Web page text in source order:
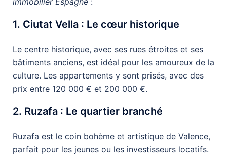
1. Ciutat Vella : Le cœur historique
Le centre historique, avec ses rues étroites et ses
bâtiments anciens, est idéal pour les amoureux de la
culture. Les appartements y sont prisés, avec des
prix entre 120 000 € et 200 000 €.
2. Ruzafa : Le quartier branché
Ruzafa est le coin bohème et artistique de Valence,
parfait pour les jeunes ou les investisseurs locatifs.